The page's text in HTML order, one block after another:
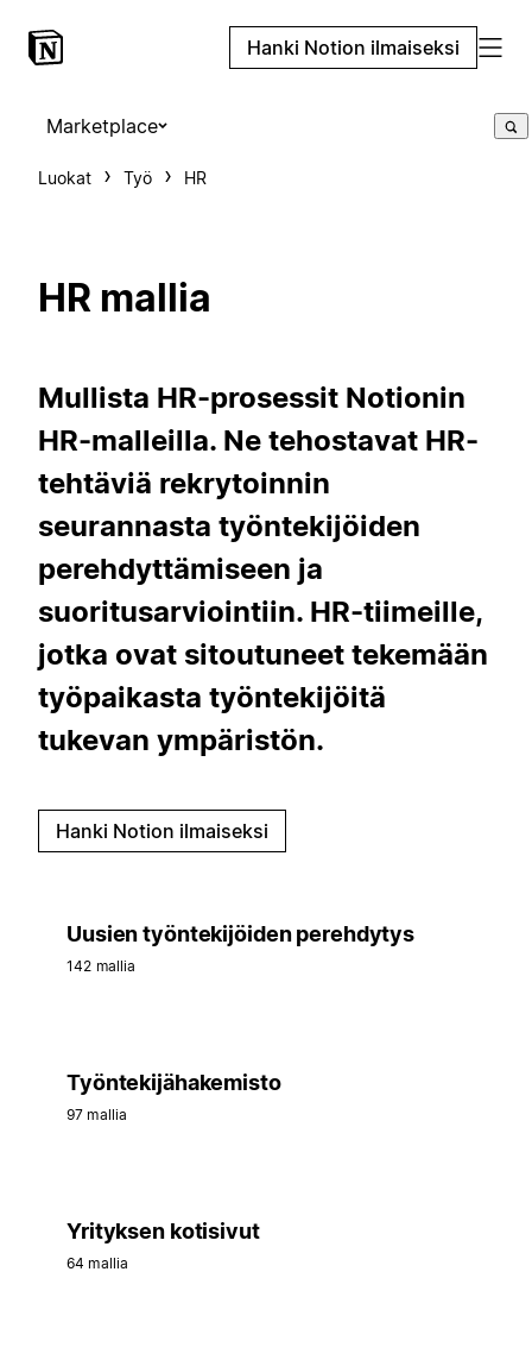
Hanki Notion ilmaiseksi
Marketplace
Luokat Työ HR
HR mallia
Mullista HR-prosessit Notionin
HR-malleilla. Ne tehostavat HR-
tehtäviä rekrytoinnin
seurannasta työntekijöiden
perehdyttämiseen ja
suoritusarviointiin. HR-tiimeille,
jotka ovat sitoutuneet tekemään
työpaikasta työntekijöitä
tukevan ympäristön.
Hanki Notion ilmaiseksi
Uusien työntekijöiden perehdytys
142 mallia
Työntekijähakemisto
97 mallia
Yrityksen kotisivut
64 mallia